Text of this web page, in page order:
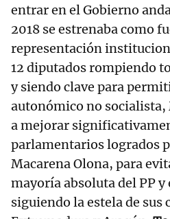
entrar en el Gobierno
2018 se estrenaba como
representación
12 diputados rompiendo
y siendo clave para
autonómico no socialista,
a mejorar
parlamentarios logrados
Macarena Olona, para
mayoría absoluta del PP
siguiendo la estela de sus